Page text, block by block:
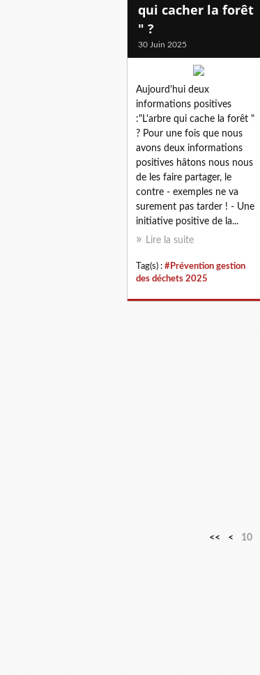
qui cacher la forêt
" ?
30 Juin 2025
Aujourd'hui deux
informations positives
:"L'arbre qui cache la forêt "
? Pour une fois que nous
avons deux informations
positives hâtons nous nous
de les faire partager, le
contre - exemples ne va
surement pas tarder ! - Une
initiative positive de la...
Lire la suite
Tag(s) : #Prévention gestion
des déchets 2025
<< < 10